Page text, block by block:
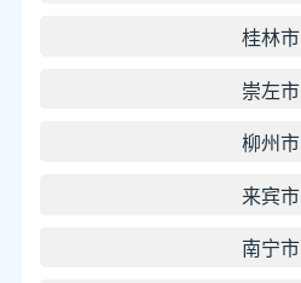
桂林市
崇左市
柳州市
来宾市
南宁市